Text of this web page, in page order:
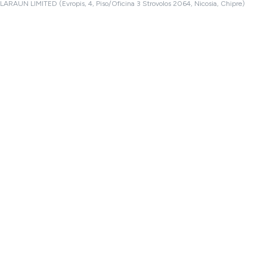
LARAUN LIMITED (Evropis, 4, Piso/Oficina 3 Strovolos 2064, Nicosia, Chipre)